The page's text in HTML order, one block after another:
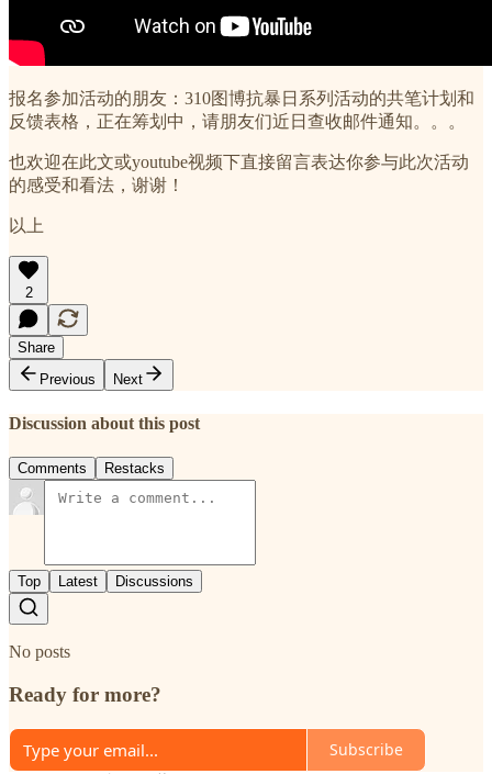
报名参加活动的朋友：310图博抗暴日系列活动的共笔计划和
反馈表格，正在筹划中，请朋友们近日查收邮件通知。。。
也欢迎在此文或youtube视频下直接留言表达你参与此次活动
的感受和看法，谢谢！
以上
2
Share
Previous
Next
Discussion about this post
Comments Restacks
Top Latest Discussions
No posts
Ready for more?
Subscribe